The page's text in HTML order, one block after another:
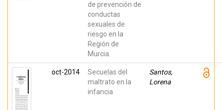
de prevención de
conductas
sexuales de
riesgo en la
Región de
Murcia.
oct-2014
Secuelas del
maltrato en la
infancia
Santos,
Lorena